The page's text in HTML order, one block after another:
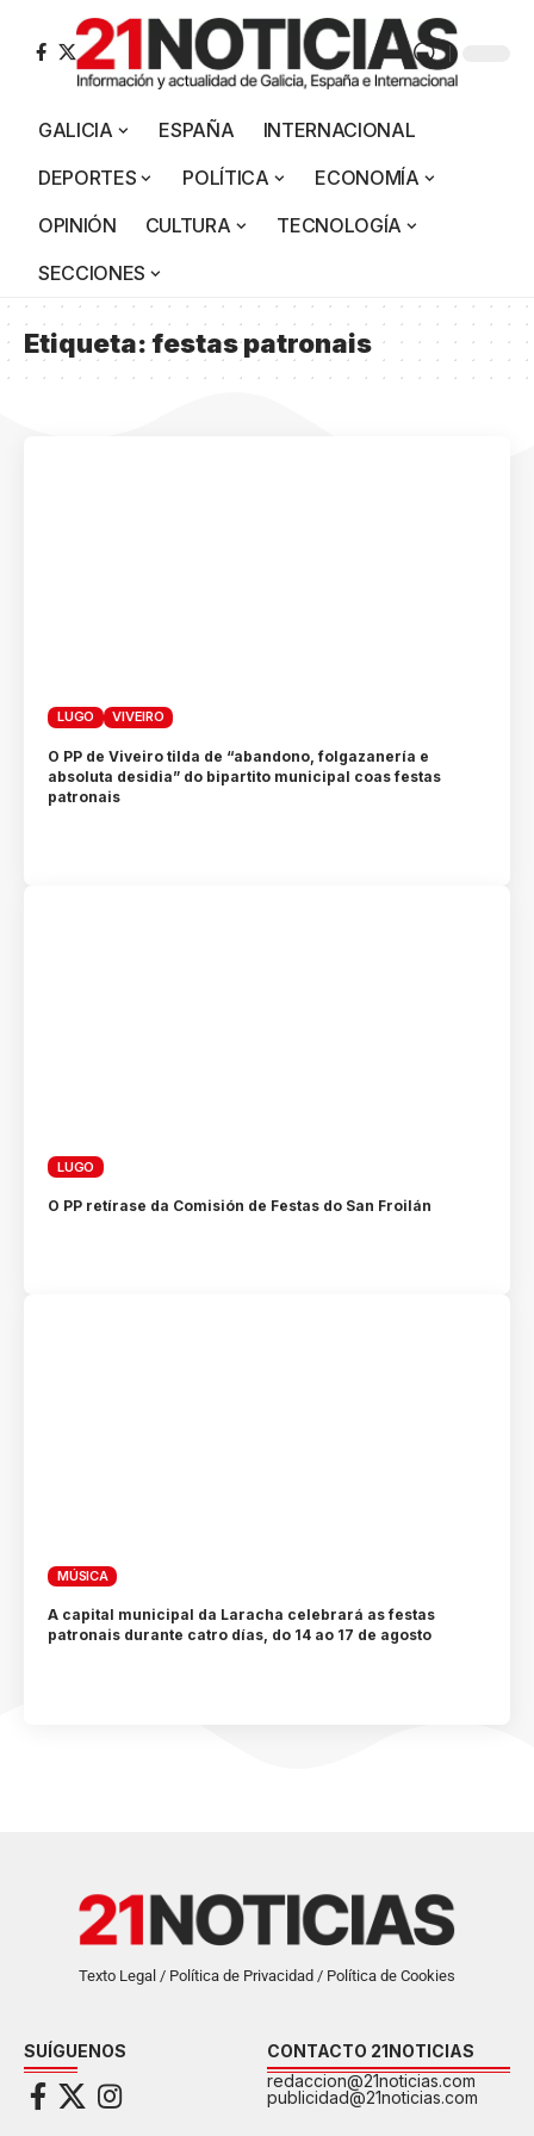
GALICIA ESPAÑA
INTERNACIONAL
DEPORTES
POLÍTICA
ECONOMÍA
OPINIÓN
CULTURA
TECNOLOGÍA
SECCIONES
Etiqueta:festas patronais
LUGO VIVEIRO
O PP de Viveiro tilda de “abandono, folgazanería e
absoluta desidia” do bipartito municipal coas festas
patronais
LUGO
O PP retírase da Comisión de Festas do San Froilán
MÚSICA
A capital municipal da Laracha celebrará as festas
patronais durante catro días, do 14 ao 17 de agosto
Texto Legal / Política de Privacidad / Política de Cookies
SUÍGUENOS
CONTACTO 21NOTICIAS
redaccion@21noticias.com
publicidad@21noticias.com